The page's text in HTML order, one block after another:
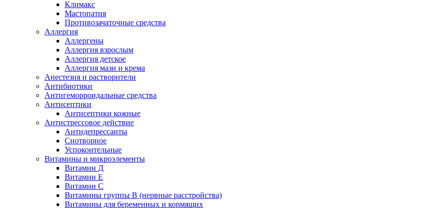
Климакс
Мастопатия
Противозачаточные средства
Аллергия
Аллергены
Аллергия взрослым
Аллергия детское
Аллергия мази и крема
Анестезия и растворители
Антибиотики
Антигеморроидальные средства
Антисептики
Антисептики кожные
Антистрессовое действие
Антидепрессанты
Снотворное
Успокоительные
Витамины и микроэлементы
Витамин Д
Витамин Е
Витамин С
Витамины группы В (нервные расстройства)
Витамины для беременных и кормящих